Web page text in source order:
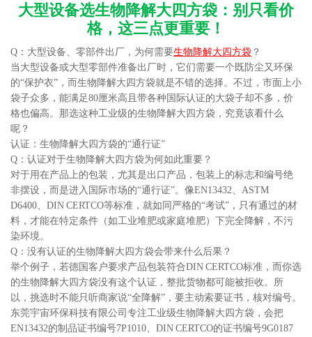
大型设备选生物降解大四方袋：别只看价
格，这三点更重要！
Q：大型设备、零部件出厂，为何需要生物降解大四方袋 ？
当大型设备或大型零部件准备出厂时，它们需要一个既防尘又环保
的“保护衣”，而生物降解大四方袋就是不错的选择。不过，市面上小
袋子众多，能满足80厘米高且带各种国际认证的大袋子却不多，价
格也偏高。那选这种工业级的生物降解大四方袋，究竟该看什么
呢？
认证：生物降解大四方袋的“通行证”
Q：认证对于生物降解大四方袋为何如此重要？
对于用在产品上的包装，尤其是出口产品，包装上的标志和编号绝
非摆设，而是进入国际市场的“通行证”。像EN13432、ASTM
D6400、DIN CERTCO等标准，就如同严格的“考试”，只有通过的材
料，才能在特定条件（如工业堆肥或家庭堆肥）下完全降解，不污
染环境。
Q：没有认证的生物降解大四方袋会带来什么后果？
举个例子，若德国客户要求产品包装符合DIN CERTCO标准，而你选
的生物降解大四方袋没有这个认证，整批货物都可能被拒收。所
以，挑选时不能只听商家说“全降解”，要主动索要证书，核对编号。
东莞宇宙环保科技有限公司专注工业级生物降解大四方袋，会把
EN13432的制品证书编号7P1010、DIN CERTCO的证书编号9G0187